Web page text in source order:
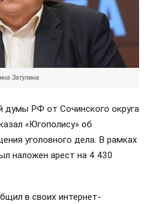
Затулина
думы РФ от Сочинского округа
«Югополису» об
уголовного дела. В рамках
наложен арест на 4 430
в своих интернет-